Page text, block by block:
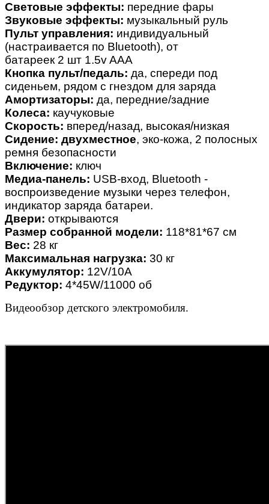
Световые эффекты: передние фары
Звуковые эффекты: музыкальный руль
Пульт управления: индивидуальный
(настраивается по Bluetooth), от
батареек 2 шт 1.5v AAA
Кнопка пульт/педаль: да, спереди под
сиденьем, рядом с гнездом для заряда
Амортизаторы: да, передние/задние
Колеса: каучуковые
Скорость: вперед/назад, высокая/низкая
Сидение: двухместное, эко-кожа, 2 полосных
ремня безопасности
Включение: ключ
Медиа-панель: USB-вход, Bluetooth -
воспроизведение музыки через телефон,
индикатор заряда батареи.
Двери: открываются
Размер собранной модели: 118*81*67 см
Вес: 28 кг
Максимальная нагрузка: 30 кг
Аккумулятор: 12V/10А
Редуктор: 4*45W/11000 об
Видеообзор детского электромобиля.